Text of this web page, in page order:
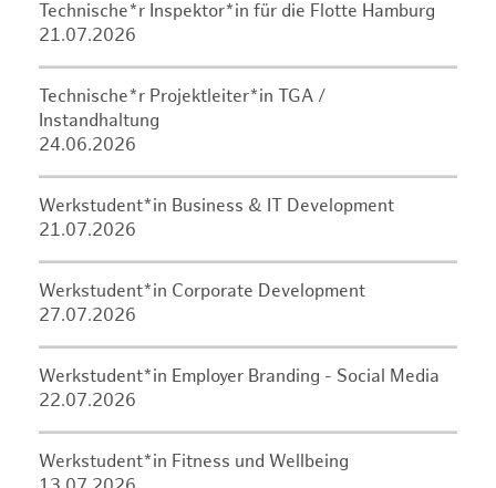
Technische*r Inspektor*in für die Flotte Hamburg
21.07.2026
Technische*r Projektleiter*in TGA /
Instandhaltung
24.06.2026
Werkstudent*in Business & IT Development
21.07.2026
Werkstudent*in Corporate Development
27.07.2026
Werkstudent*in Employer Branding - Social Media
22.07.2026
Werkstudent*in Fitness und Wellbeing